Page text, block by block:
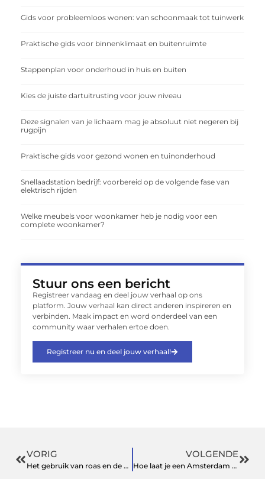
Gids voor probleemloos wonen: van schoonmaak tot tuinwerk
Praktische gids voor binnenklimaat en buitenruimte
Stappenplan voor onderhoud in huis en buiten
Kies de juiste dartuitrusting voor jouw niveau
Deze signalen van je lichaam mag je absoluut niet negeren bij
rugpijn
Praktische gids voor gezond wonen en tuinonderhoud
Snellaadstation bedrijf: voorbereid op de volgende fase van
elektrisch rijden
Welke meubels voor woonkamer heb je nodig voor een
complete woonkamer?
Stuur ons een bericht
Registreer vandaag en deel jouw verhaal op ons
platform. Jouw verhaal kan direct anderen inspireren en
verbinden. Maak impact en word onderdeel van een
community waar verhalen ertoe doen.
Registreer nu en deel jouw verhaal!
VORIG
Het gebruik van roas en de voor- en nadelen
VOLGENDE
Hoe laat je een Amsterdam rondvaart een geslaagd uitje worden?